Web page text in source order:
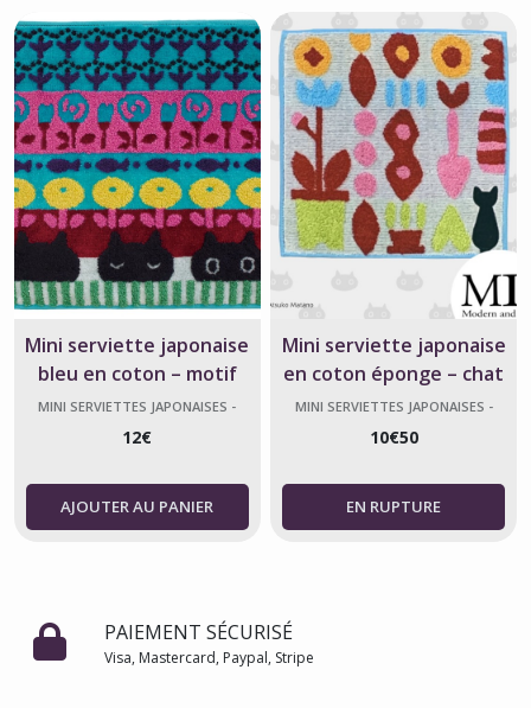
Mini serviette japonaise
bleu en coton – motif
chats MMSL – Atsuko
Matano
MINI SERVIETTES JAPONAISES -
12€
AJOUTER AU PANIER
Mini serviette japonaise
en coton éponge – chat
Gardening bleu ciel –
Atsuko Matano
MINI SERVIETTES JAPONAISES -
10€50
PAIEMENT SÉCURISÉ
Visa, Mastercard, Paypal, Stripe